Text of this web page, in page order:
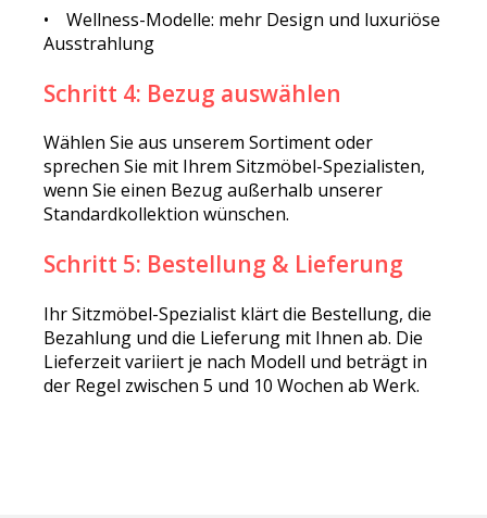
• Wellness-Modelle: mehr Design und luxuriöse
Ausstrahlung
Schritt 4: Bezug auswählen
Wählen Sie aus unserem Sortiment oder
sprechen Sie mit Ihrem Sitzmöbel-Spezialisten,
wenn Sie einen Bezug außerhalb unserer
Standardkollektion wünschen.
Schritt 5: Bestellung & Lieferung
Ihr Sitzmöbel-Spezialist klärt die Bestellung, die
Bezahlung und die Lieferung mit Ihnen ab. Die
Lieferzeit variiert je nach Modell und beträgt in
der Regel zwischen 5 und 10 Wochen ab Werk.